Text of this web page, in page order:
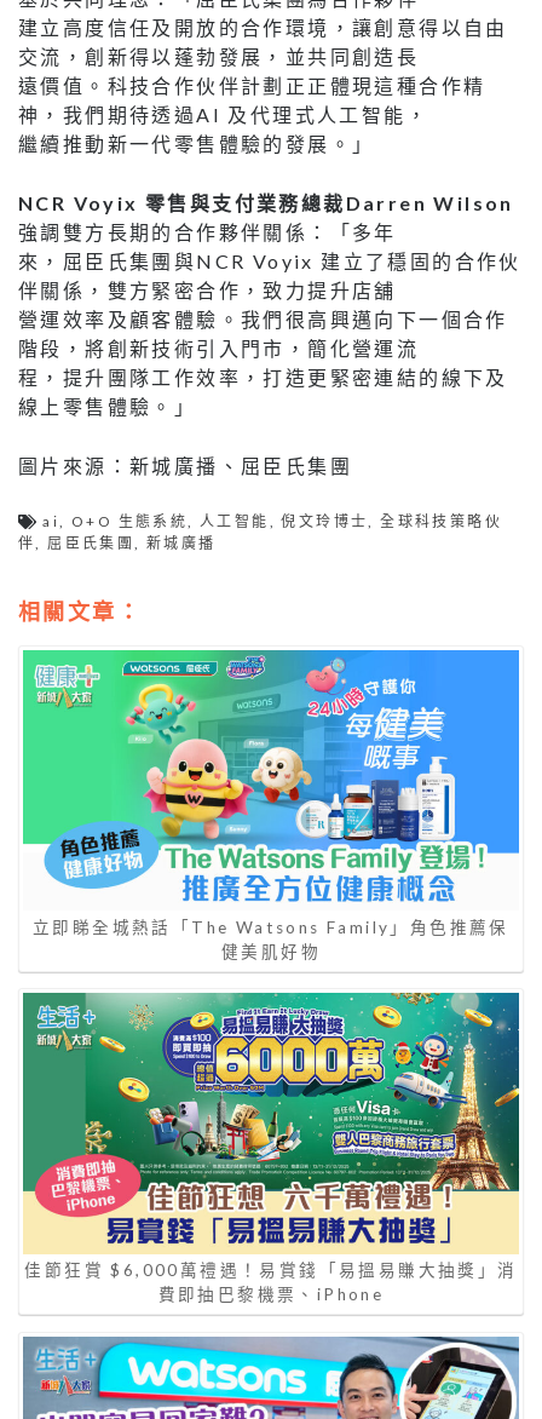
建立高度信任及開放的合作環境，讓創意得以自由
交流，創新得以蓬勃發展，並共同創造長
遠價值。科技合作伙伴計劃正正體現這種合作精
神，我們期待透過AI 及代理式人工智能，
繼續推動新一代零售體驗的發展。」
NCR Voyix 零售與支付業務總裁Darren Wilson
強調雙方長期的合作夥伴關係：「多年
來，屈臣氏集團與NCR Voyix 建立了穩固的合作伙
伴關係，雙方緊密合作，致力提升店舖
營運效率及顧客體驗。我們很高興邁向下一個合作
階段，將創新技術引入門市，簡化營運流
程，提升團隊工作效率，打造更緊密連結的線下及
線上零售體驗。」
圖片來源：新城廣播、屈臣氏集團
ai, O+O 生態系統,人工智能 ,倪文玲博士,全球科技策略伙
伴, 屈臣氏集團,新城廣播
相關文章：
立即睇全城熱話「The Watsons Family」角色推薦保
健美肌好物
佳節狂賞 $6,000萬禮遇！易賞錢「易搵易賺大抽獎」消
費即抽巴黎機票、iPhone